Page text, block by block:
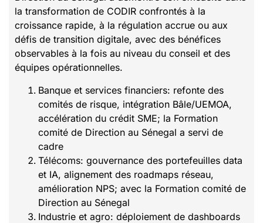
la transformation de CODIR confrontés à la
croissance rapide, à la régulation accrue ou aux
défis de transition digitale, avec des bénéfices
observables à la fois au niveau du conseil et des
équipes opérationnelles.
Banque et services financiers: refonte des
comités de risque, intégration Bâle/UEMOA,
accélération du crédit SME; la Formation
comité de Direction au Sénegal a servi de
cadre
Télécoms: gouvernance des portefeuilles data
et IA, alignement des roadmaps réseau,
amélioration NPS; avec la Formation comité de
Direction au Sénegal
Industrie et agro: déploiement de dashboards